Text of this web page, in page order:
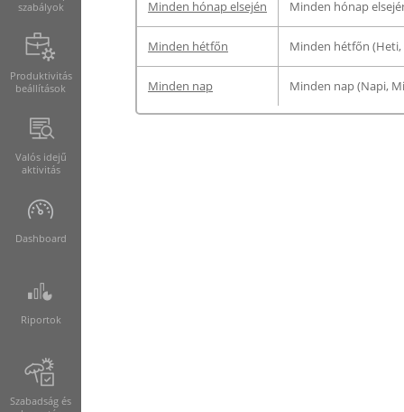
szabályok
Produktivitás
beállítások
Valós idejű
aktivitás
Dashboard
Riportok
Szabadság és
Minden hónap elsején
Minden hónap
Minden hétfőn Minden hétfőn (Heti,
Minden nap Minden nap (Napi,